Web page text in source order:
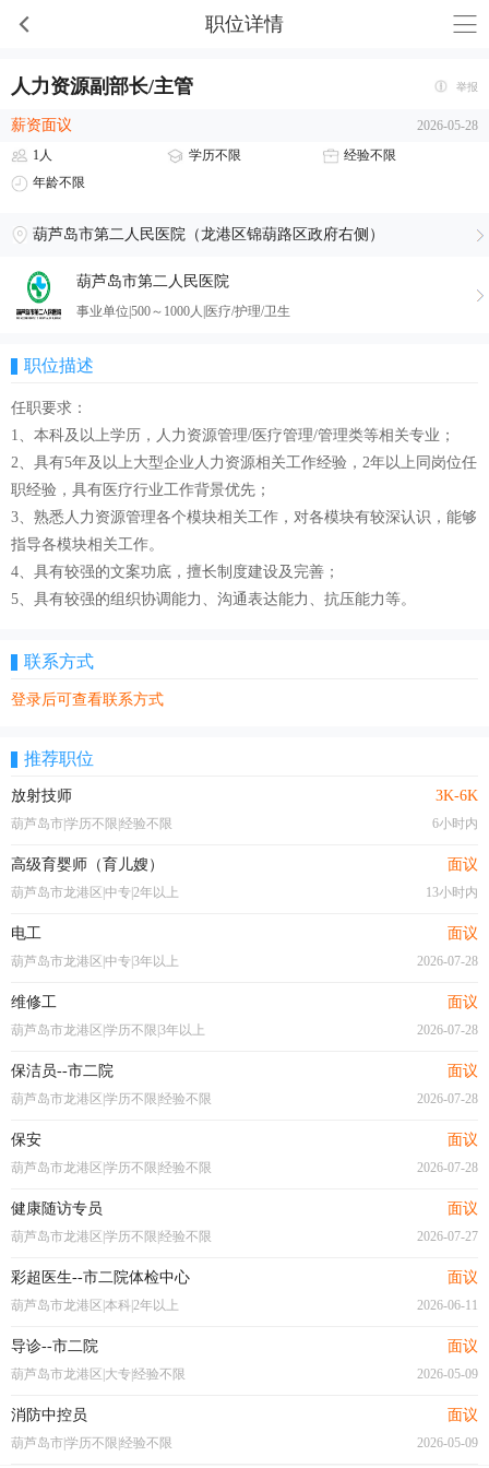
职位详情
人力资源副部长/主管 举报
薪资面议
2026-05-28
1人
学历不限
经验不限
年龄不限
葫芦岛市第二人民医院（龙港区锦葫路区政府右侧）
葫芦岛市第二人民医院
事业单位|500～1000人|医疗/护理/卫生
职位描述
任职要求：
1、本科及以上学历，人力资源管理/医疗管理/管理类等相关专业；
2、具有5年及以上大型企业人力资源相关工作经验，2年以上同岗位任
职经验，具有医疗行业工作背景优先；
3、熟悉人力资源管理各个模块相关工作，对各模块有较深认识，能够
指导各模块相关工作。
4、具有较强的文案功底，擅长制度建设及完善；
5、具有较强的组织协调能力、沟通表达能力、抗压能力等。
联系方式
登录后可查看联系方式
推荐职位
放射技师 3K-6K
葫芦岛市|学历不限|经验不限 6小时内
高级育婴师（育儿嫂） 面议
葫芦岛市龙港区|中专|2年以上 13小时内
电工 面议
葫芦岛市龙港区|中专|3年以上 2026-07-28
维修工 面议
葫芦岛市龙港区|学历不限|3年以上 2026-07-28
保洁员--市二院 面议
葫芦岛市龙港区|学历不限|经验不限 2026-07-28
保安 面议
葫芦岛市龙港区|学历不限|经验不限 2026-07-28
健康随访专员 面议
葫芦岛市龙港区|学历不限|经验不限 2026-07-27
彩超医生--市二院体检中心 面议
葫芦岛市龙港区|本科|2年以上 2026-06-11
导诊--市二院 面议
葫芦岛市龙港区|大专|经验不限 2026-05-09
消防中控员 面议
葫芦岛市|学历不限|经验不限 2026-05-09